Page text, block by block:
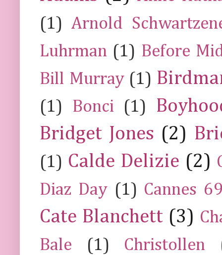
(1) Arnold
Luhrman (1) Before
Bill Murray (1)
(1) Bonci (1)
Bridget Jones (2)
(1) Calde Delizie (2)
Diaz Day (1) Cannes
Cate Blanchett (3)
Bale
(1) Christollen